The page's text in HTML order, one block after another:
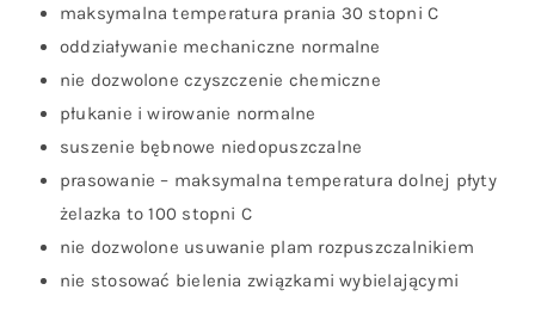
maksymalna temperatura prania 30 stopni C
oddziaływanie mechaniczne normalne
nie dozwolone czyszczenie chemiczne
płukanie i wirowanie normalne
suszenie bębnowe niedopuszczalne
prasowanie – maksymalna temperatura dolnej płyty
żelazka to 100 stopni C
nie dozwolone usuwanie plam rozpuszczalnikiem
nie stosować bielenia związkami wybielającymi